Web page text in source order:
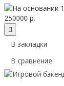
250000 р.
В закладки
В сравнение